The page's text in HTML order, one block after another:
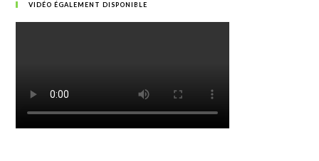
VIDÉO ÉGALEMENT DISPONIBLE